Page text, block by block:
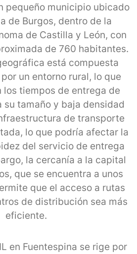
pequeño municipio ubicado
de Burgos, dentro de la
de Castilla y León, con
de 760 habitantes.
está compuesta
un entorno rural, lo que
los tiempos de entrega de
su tamaño y baja densidad
de transporte
lo que podría afectar la
del servicio de entrega
la cercanía a la capital
que se encuentra a unos
que el acceso a rutas
de distribución sea más
eficiente.
en Fuentespina se rige por